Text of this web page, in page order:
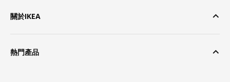
關於IKEA
熱門產品